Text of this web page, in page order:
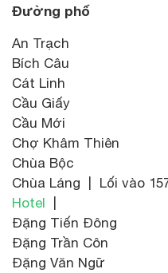
Đường phố
An Trạch
Bích Câu
Cát Linh
Cầu Giấy
Cầu Mới
Chợ Khâm Thiên
Chùa Bộc
Chùa Láng | Lối vào
Hotel
Đặng Tiến Đông
Đặng Trần Côn
Đặng Văn Ngữ